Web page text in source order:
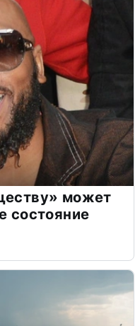
может
состояние